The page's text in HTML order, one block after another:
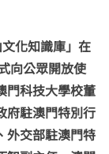
化知識庫」在
向公眾開放使
門科技大學校董
府駐澳門特別行
外交部駐澳門特